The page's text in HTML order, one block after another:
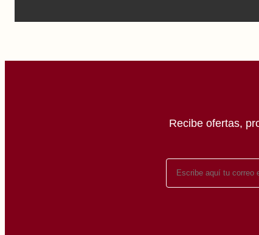
Recibe ofertas,